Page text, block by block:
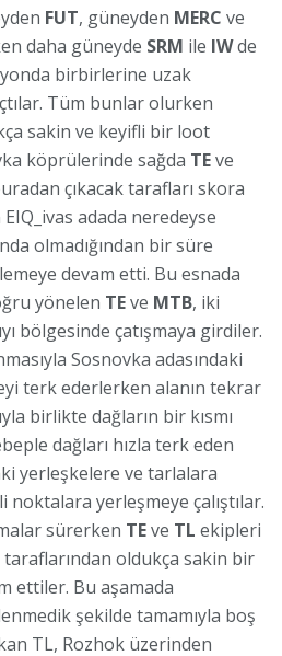
FUT, güneyden MERC ve
daha güneyde SRM ile IWde
birbirlerine uzak
Tüm bunlar olurken
sakin ve keyifli bir loot
köprülerinde sağda TEve
çıkacak tarafları skora
adada neredeyse
olmadığından bir süre
devam etti. Bu esnada
yönelen TEve MTB, iki
bölgesinde çatışmaya girdiler.
Sosnovka adasındaki
terk ederlerken alanın tekrar
birlikte dağların bir kısmı
dağları hızla terk eden
yerleşkelere ve tarlalara
yerleşmeye çalıştılar.
sürerken TEve TL ekipleri
taraflarından oldukça sakin bir
ettiler. Bu aşamada
şekilde tamamıyla boş
TL, Rozhok üzerinden